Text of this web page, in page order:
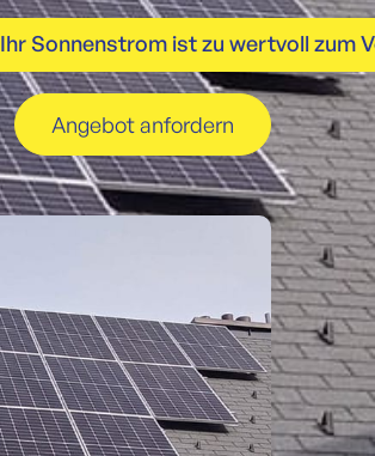
Ihr Sonnenstrom ist zu wertvoll zum
Angebot anfordern